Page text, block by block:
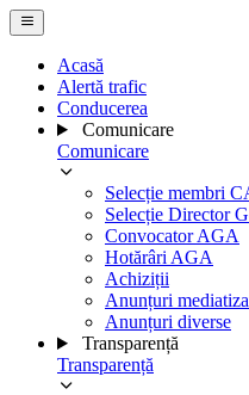
Acasă
Alertă trafic
Conducerea
Comunicare
Comunicare
Selecție membri
Selecție Director
Convocator AGA
Hotărâri AGA
Achiziții
Anunțuri
Anunțuri diverse
Transparență
Transparență